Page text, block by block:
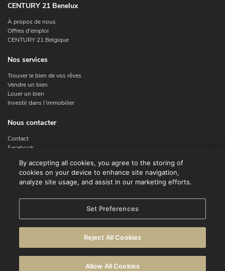
CENTURY 21 Benelux
À propos de nous
Offres d'emploi
CENTURY 21 Belgique
Nos services
Trouver le bien de vos rêves
Vendre un bien
Louer un bien
Investir dans l’immobilier
Nous contacter
Contact
Facebook
Linkedin
Conditions d'utilisation
Déclaration de confidentialité
Politique en matière de cookies
By accepting all cookies, you agree to the storing of
cookies on your device to enhance site navigation,
analyze site usage, and assist in our marketing efforts.
Set Preferences
Reject All Cookies
Allow All Cookies